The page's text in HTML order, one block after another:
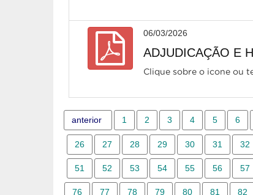
06/03/2026
ADJUDICAÇÃO E
Clique sobre o icone ou
anterior 1 2 3 4 5 6
26 27 28 29 30 31 32
51 52 53 54 55 56 57
76 77 78 79 80 81 82